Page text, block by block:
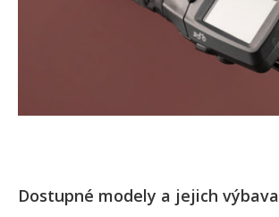
Dostupné modely a jejich výbava